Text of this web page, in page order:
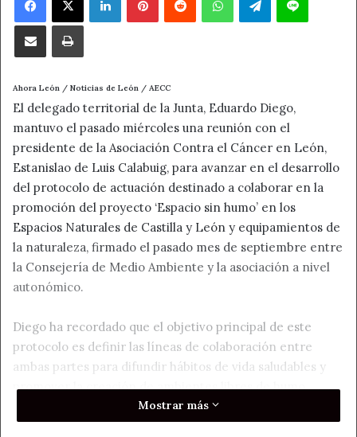
Compartir por correo electrónicoImprimir
Ahora León / Noticias de León / AECC
El delegado territorial de la Junta, Eduardo Diego,
mantuvo el pasado miércoles una reunión con el
presidente de la Asociación Contra el Cáncer en León,
Estanislao de Luis Calabuig, para avanzar en el desarrollo
del protocolo de actuación destinado a colaborar en la
promoción del proyecto ‘Espacio sin humo’ en los
Espacios Naturales de Castilla y León y equipamientos de
la naturaleza, firmado el pasado mes de septiembre entre
la Consejería de Medio Ambiente y la asociación a nivel
autonómico.
Diego ha recordado que el objetivo principal de este
protocolo es definir las líneas de colaboración entre
ambas partes para difundir hábitos de vida saludables y
promover la creación de ambientes libres de humo
nocivo del tabaco, tanto tradicional como electrónico, en
espacios públicos y colectivos de la provincia de León y
Mostrar más